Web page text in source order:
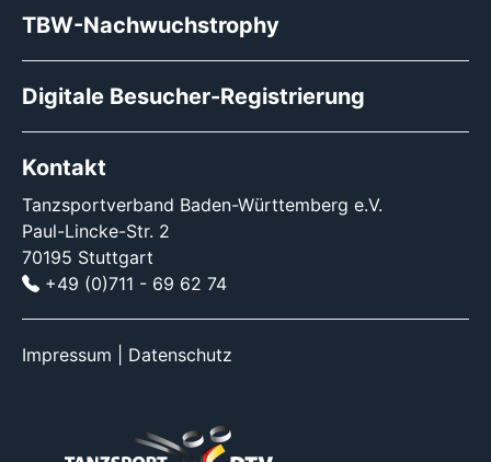
TBW-Nachwuchstrophy
Digitale Besucher-Registrierung
Kontakt
Tanzsportverband Baden-Württemberg e.V.
Paul-Lincke-Str. 2
70195 Stuttgart
+49 (0)711 - 69 62 74
Impressum Datenschutz